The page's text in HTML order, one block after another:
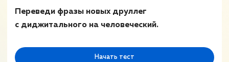
Переведи фразы новых друллег
с диджитального на человеческий.
Начать тест